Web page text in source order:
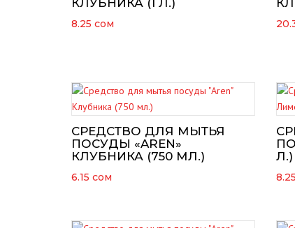
КЛУБНИКА (1 Л.)
8.25 сом
СРЕДСТВО ДЛЯ МЫТЬЯ
ПОСУДЫ «AREN»
КЛУБНИКА (750 МЛ.)
6.15 сом
Л.)
8.25